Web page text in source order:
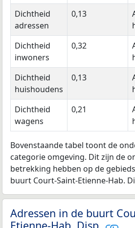
Dichtheid
adressen
0,13
Dichtheid
inwoners
0,32
Dichtheid
huishoudens
0,13
Dichtheid
wagens
0,21
Bovenstaande tabel toont de
categorie omgeving. Dit zijn de
betrekking hebben op de
buurt Court-Saint-Etienne-Hab.
Adressen in de buurt